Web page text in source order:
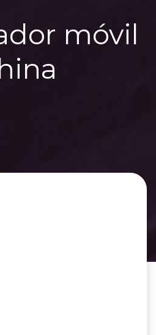
móvil